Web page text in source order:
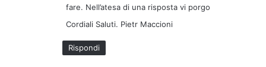
fare. Nell’atesa di una risposta vi porgo
Cordiali Saluti. Pietr Maccioni
Rispondi